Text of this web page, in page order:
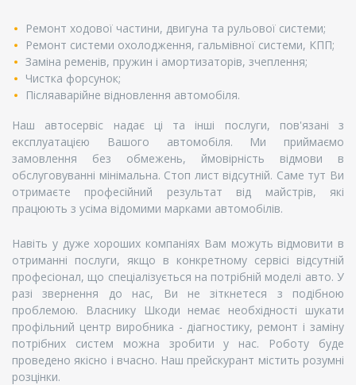
Ремонт ходової частини, двигуна та рульової системи;
Ремонт системи охолодження, гальмівної системи, КПП;
Заміна ременів, пружин і амортизаторів, зчеплення;
Чистка форсунок;
Післяаварійне відновлення автомобіля.
Наш автосервіс надає ці та інші послуги, пов'язані з
експлуатацією Вашого автомобіля. Ми приймаємо
замовлення без обмежень, ймовірність відмови в
обслуговуванні мінімальна. Стоп лист відсутній. Саме тут Ви
отримаєте професійний результат від майстрів, які
працюють з усіма відомими марками автомобілів.
Навіть у дуже хороших компаніях Вам можуть відмовити в
отриманні послуги, якщо в конкретному сервісі відсутній
професіонал, що спеціалізується на потрібній моделі авто. У
разі звернення до нас, Ви не зіткнетеся з подібною
проблемою. Власнику Шкоди немає необхідності шукати
профільний центр виробника - діагностику, ремонт і заміну
потрібних систем можна зробити у нас. Роботу буде
проведено якісно і вчасно. Наш прейскурант містить розумні
розцінки.